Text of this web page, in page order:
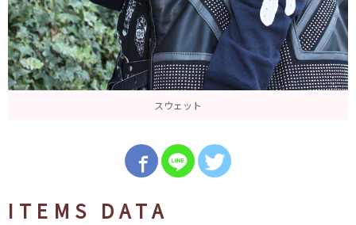
スウェット
ITEMS DATA